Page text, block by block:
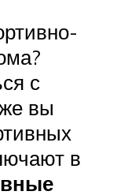
с
вы
в